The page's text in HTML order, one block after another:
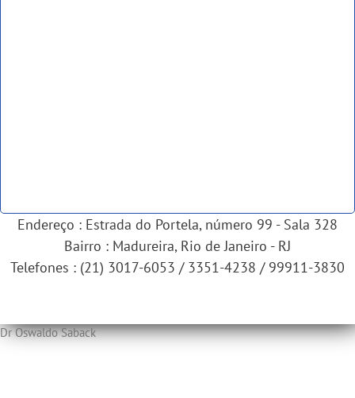
Endereço : Estrada do Portela, número 99 - Sala 328
Bairro : Madureira, Rio de Janeiro - RJ
Telefones : (21) 3017-6053 / 3351-4238 / 99911-3830
Dr Oswaldo Saback